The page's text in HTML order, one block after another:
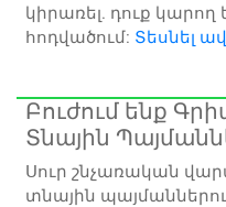
կիրառել. դուք
հոդվածում: Տեսնել
Բուժում ենք
Տնային
Սուր շնչառական
տնային